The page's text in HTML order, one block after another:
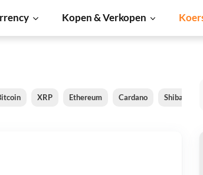
Kopen & Verkopen
XRP Ethereum Cardano Shiba Inu